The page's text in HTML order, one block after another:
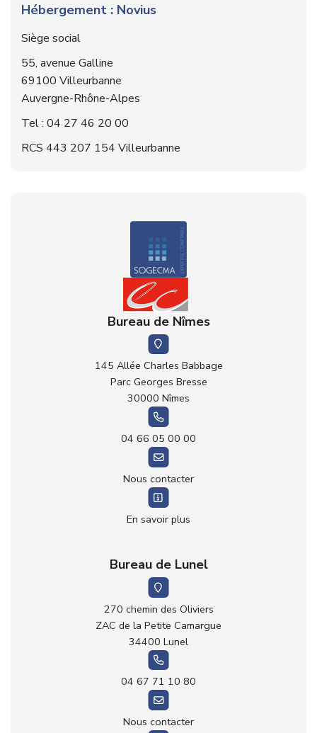
Hébergement : Novius
Siège social
55, avenue Galline
69100 Villeurbanne
Auvergne-Rhône-Alpes
Tel : 04 27 46 20 00
RCS 443 207 154 Villeurbanne
Bureau de Nîmes
145 Allée Charles Babbage
Parc Georges Bresse
30000 Nîmes
04 66 05 00 00
Nous contacter
En savoir plus
Bureau de Lunel
270 chemin des Oliviers
ZAC de la Petite Camargue
34400 Lunel
04 67 71 10 80
Nous contacter